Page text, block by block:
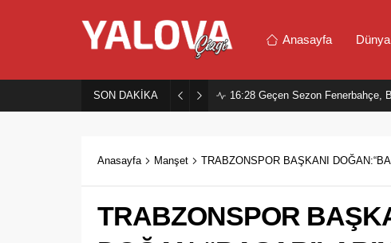
Anasayfa Dünya
SON DAKİKA 16:28 Geçen Sezon Fenerbahçe,
Anasayfa Manşet TRABZONSPOR BAŞKANI
TRABZONSPOR